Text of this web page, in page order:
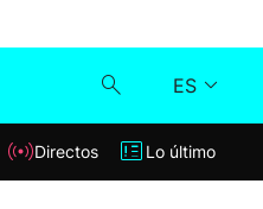
ES
Klisk
Directos Lo último